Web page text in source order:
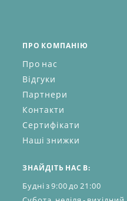
ПРО КОМПАНІЮ
Про нас
Відгуки
Партнери
Контакти
Сертифікати
Наші знижки
ЗНАЙДІТЬ НАС В:
Будні з 9:00 до 21:00